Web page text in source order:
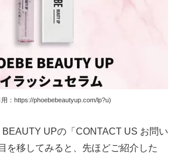
：https://phoebebeautyup.com/lp?u)
UPの「CONTACT US お問い
を移してみると、先ほどご紹介した